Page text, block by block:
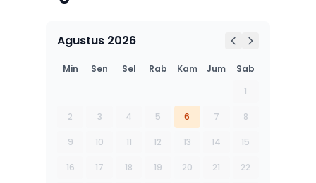
Agustus 2026
Min Sen Sel Rab Kam Jum
Sab
1
2 3 4 5 6 7 8
9 10 11 12 13 14 15
16 17 18 19 20 21 22